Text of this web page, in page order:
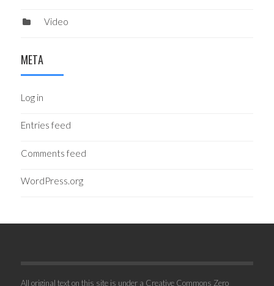
Video
META
Log in
Entries feed
Comments feed
WordPress.org
All original text on this site is under a Creative Commons Zero